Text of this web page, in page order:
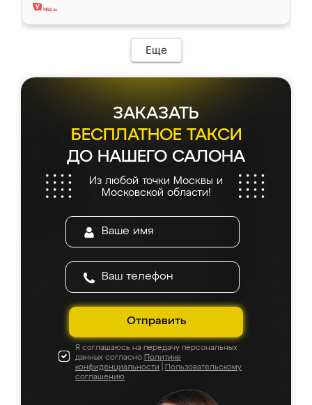
Еще
ЗАКАЗАТЬ
БЕСПЛАТНОЕ ТАКСИ
ДО НАШЕГО САЛОНА
Из любой точки Москвы и
Московской области!
Отправить
Я соглашаюсь на передачу персональных
данных согласно Политике
конфиденциальности
Пользовательскому
соглашению